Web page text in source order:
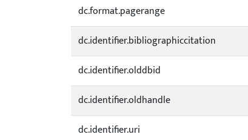
dc.format.pagerange
dc.identifier.bibliographiccitation
dc.identifier.olddbid
dc.identifier.oldhandle
dc.identifier.uri